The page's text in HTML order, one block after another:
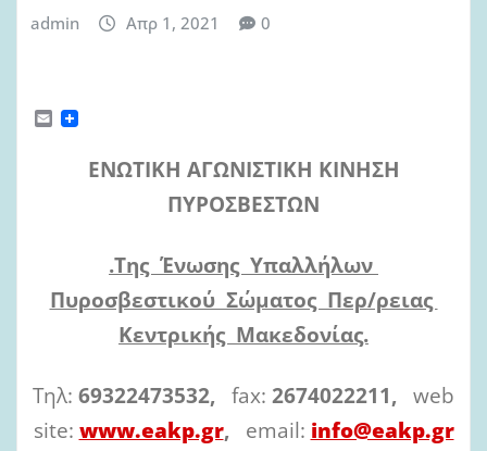
admin Απρ 1, 2021 0
E
m
ΕΝΩΤΙΚΗ ΑΓΩΝΙΣΤΙΚΗ ΚΙΝΗΣΗ
ΠΥΡΟΣΒΕΣΤΩΝ
.Της Ένωσης Υπαλλήλων
Πυροσβεστικού Σώματος Περ/ρειας
Κεντρικής Μακεδονίας.
Τηλ: 69322473532, fax: 2674022211, web
site: www.eakp.gr, email: info@eakp.gr